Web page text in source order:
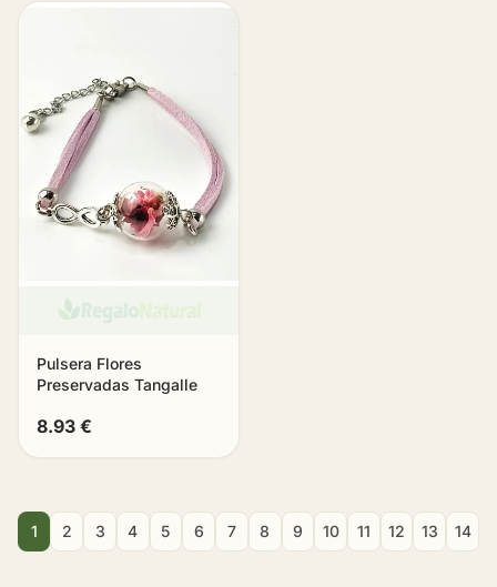
Pulsera Flores
Preservadas Tangalle
8.93 €
1 2 3 4 5 6 7 8 9 10 11 12 13 14